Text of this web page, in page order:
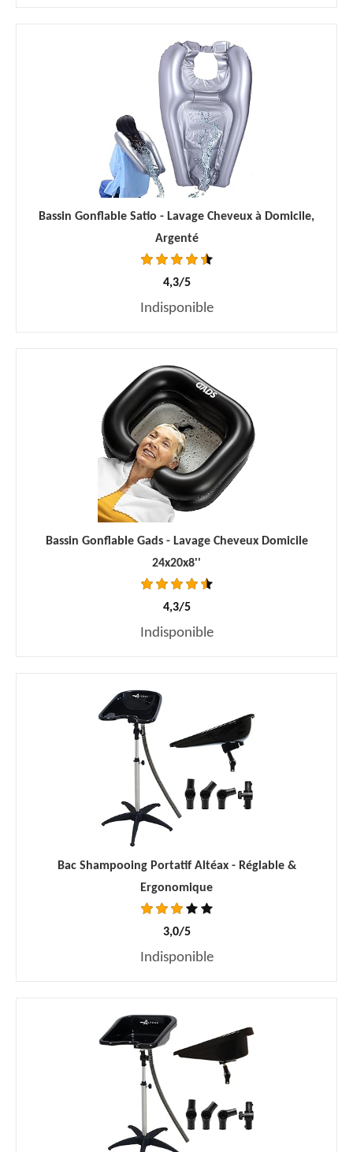
Bassin Gonflable Satio - Lavage Cheveux à Domicile,
Argenté
4,3/5
Indisponible
Bassin Gonflable Gads - Lavage Cheveux Domicile
24x20x8''
4,3/5
Indisponible
Bac Shampooing Portatif Altéax - Réglable &
Ergonomique
3,0/5
Indisponible